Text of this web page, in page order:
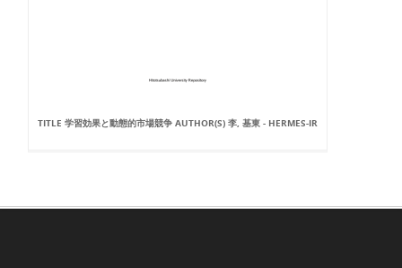
TITLE 学習効果と動態的市場競争 AUTHOR(S) 李, 基東 - HERMES-IR